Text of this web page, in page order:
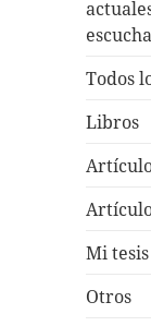
Todos
Libros
Mi
Otros